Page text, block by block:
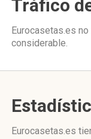
Tráfico
Eurocasetas.es
considerable.
Eurocasetas.es